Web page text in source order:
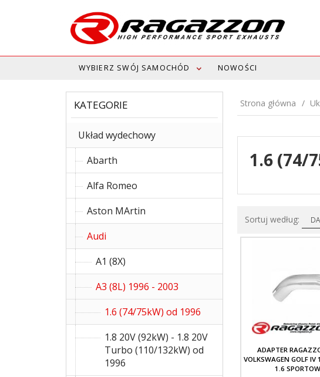
WYBIERZ SWÓJ SAMOCHÓD NOWOŚCI
KATEGORIE
Układ wydechowy
Abarth
Alfa Romeo
Aston MArtin
Audi
A1 (8X)
A3 (8L) 1996 - 2003
1.6 (74/75kW) od 1996
1.8 20V (92kW) - 1.8 20V
Turbo (110/132kW) od
1996
Strona główna
1.6 (74/
Sortuj według: sort
ADAPTER
VOLKSWAGEN GOLF IV
1.6